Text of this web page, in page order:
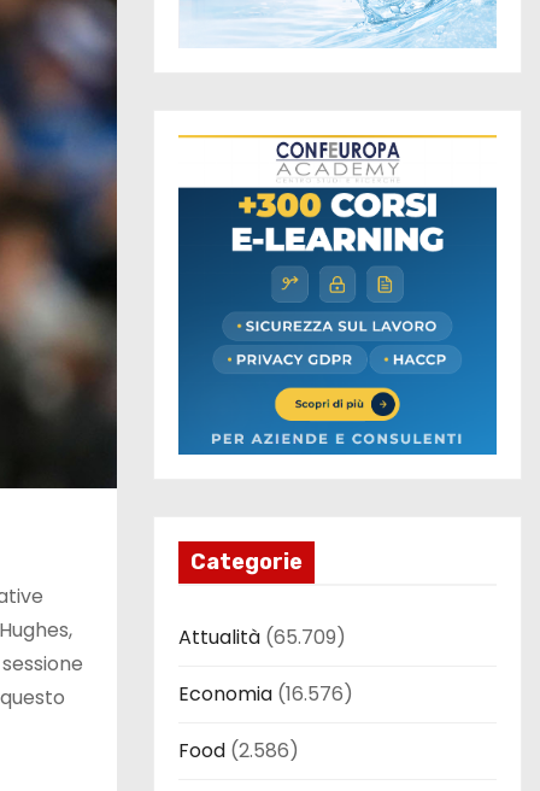
Categorie
Attualità (65.709)
Economia (16.576)
Food (2.586)